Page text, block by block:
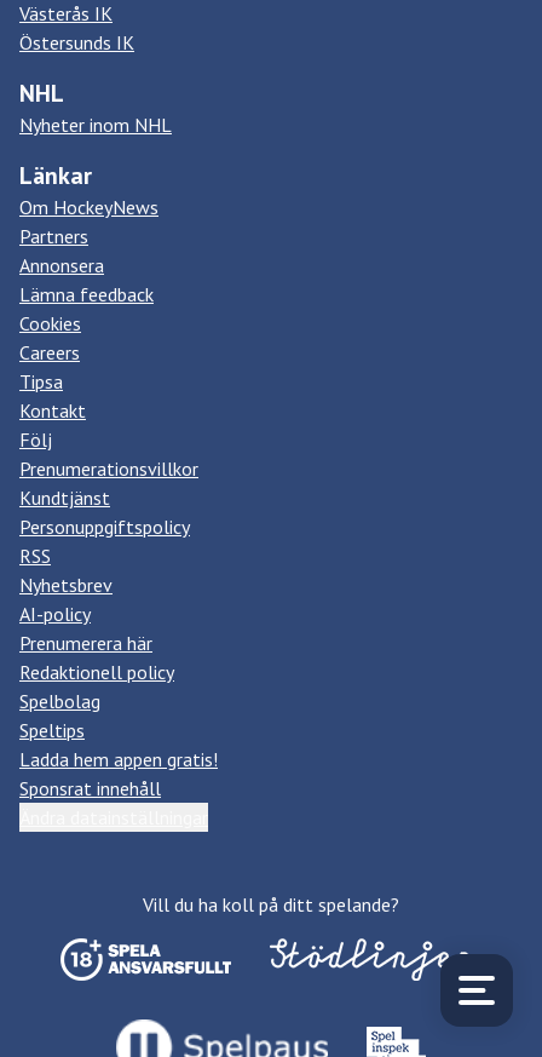
Västerås IK
Östersunds IK
NHL
Nyheter inom NHL
Länkar
Om HockeyNews
Partners
Annonsera
Lämna feedback
Cookies
Careers
Tipsa
Kontakt
Följ
Prenumerationsvillkor
Kundtjänst
Personuppgiftspolicy
RSS
Nyhetsbrev
AI-policy
Prenumerera här
Redaktionell policy
Spelbolag
Speltips
Ladda hem appen gratis!
Sponsrat innehåll
Vill du ha koll på ditt spelande?